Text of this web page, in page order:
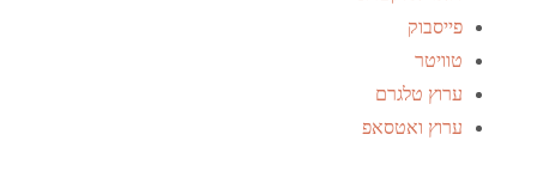
פייסבוק
טוויטר
ערוץ טלגרם
ערוץ ואטסאפ